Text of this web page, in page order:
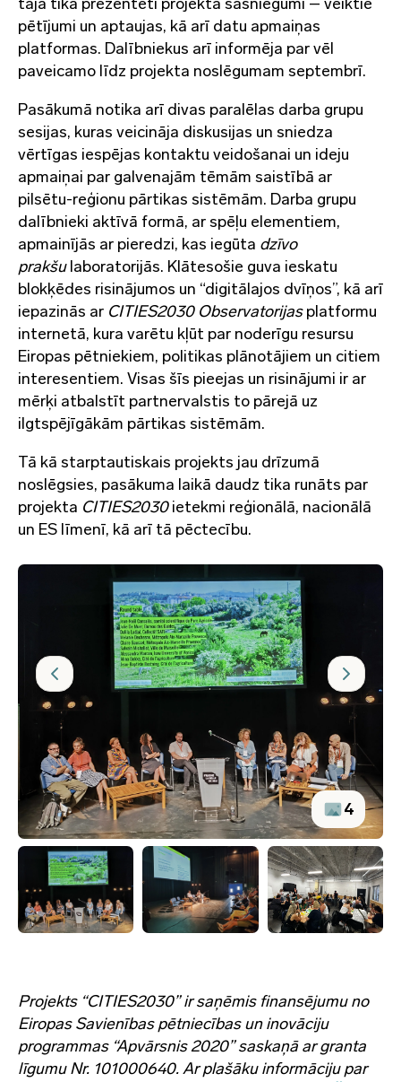
pētījumi un aptaujas, kā arī datu apmaiņas
platformas. Dalībniekus arī informēja par vēl
paveicamo līdz projekta noslēgumam septembrī.
Pasākumā notika arī divas paralēlas darba grupu
sesijas, kuras veicināja diskusijas un sniedza
vērtīgas iespējas kontaktu veidošanai un ideju
apmaiņai par galvenajām tēmām saistībā ar
pilsētu-reģionu pārtikas sistēmām. Darba grupu
dalībnieki aktīvā formā, ar spēļu elementiem,
apmainījās ar pieredzi, kas iegūta dzīvo
prakšulaboratorijās. Klātesošie guva ieskatu
blokķēdes risinājumos un “digitālajos dvīņos”, kā arī
iepazinās ar CITIES2030 Observatorijasplatformu
internetā, kura varētu kļūt par noderīgu resursu
Eiropas pētniekiem, politikas plānotājiem un citiem
interesentiem. Visas šīs pieejas un risinājumi ir ar
mērķi atbalstīt partnervalstis to pārejā uz
ilgtspējīgākām pārtikas sistēmām.
Tā kā starptautiskais projekts jau drīzumā
noslēgsies, pasākuma laikā daudz tika runāts par
projekta CITIES2030ietekmi reģionālā, nacionālā
un ES līmenī, kā arī tā pēctecību.
4
Projekts “CITIES2030” ir saņēmis finansējumu no
Eiropas Savienības pētniecības un inovāciju
programmas “Apvārsnis 2020” saskaņā ar granta
līgumu Nr. 101000640. Ar plašāku informāciju par